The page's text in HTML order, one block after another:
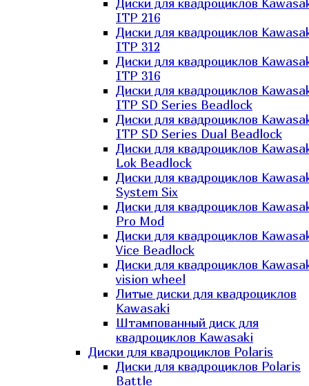
Диски для квадроциклов
ITP 216
Диски для квадроциклов
ITP 312
Диски для квадроциклов
ITP 316
Диски для квадроциклов
ITP SD Series Beadlock
Диски для квадроциклов
ITP SD Series Dual Beadlock
Диски для квадроциклов
Lok Beadlock
Диски для квадроциклов
System Six
Диски для квадроциклов
Pro Mod
Диски для квадроциклов
Vice Beadlock
Диски для квадроциклов
vision wheel
Литые диски для квадроциклов
Kawasaki​
Штампованный диск для
квадроциклов Kawasaki​
Диски для квадроциклов Polaris
Диски для квадроциклов Polaris
Battle